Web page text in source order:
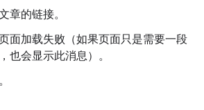
章的链接。
面加载失败（如果页面只是需要一段
也会显示此消息）。